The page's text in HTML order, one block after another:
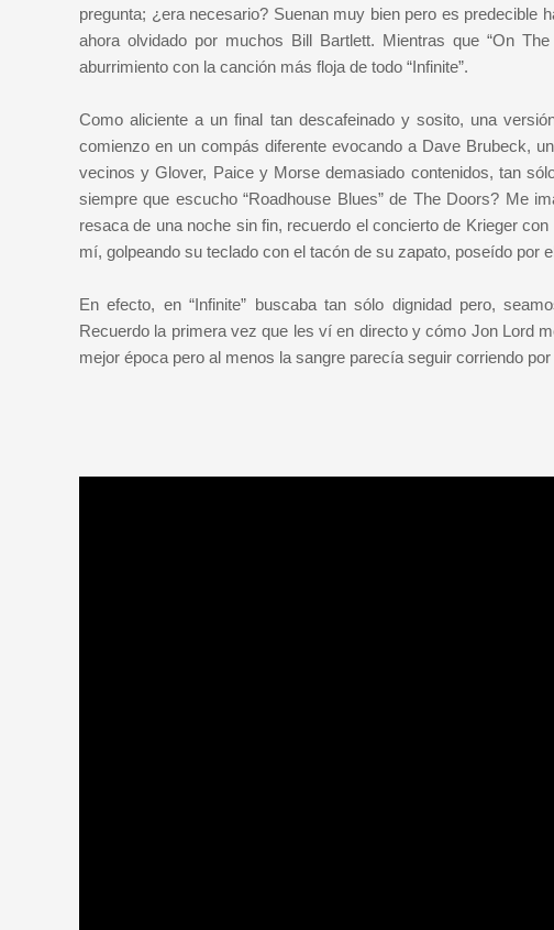
pregunta; ¿era necesario? Suenan muy bien pero es predecible
ahora olvidado por muchos Bill Bartlett. Mientras que “On
aburrimiento con la canción más floja de todo “Infinite”.
Como aliciente a un final tan descafeinado y sosito, una
comienzo en un compás diferente evocando a Dave Brubeck,
vecinos y Glover, Paice y Morse demasiado contenidos, tan
siempre que escucho “Roadhouse Blues” de The Doors? Me
resaca de una noche sin fin, recuerdo el concierto de Krieger
mí, golpeando su teclado con el tacón de su zapato, poseído por
En efecto, en “Infinite” buscaba tan sólo dignidad pero,
Recuerdo la primera vez que les ví en directo y cómo Jon Lord
mejor época pero al menos la sangre parecía seguir corriendo